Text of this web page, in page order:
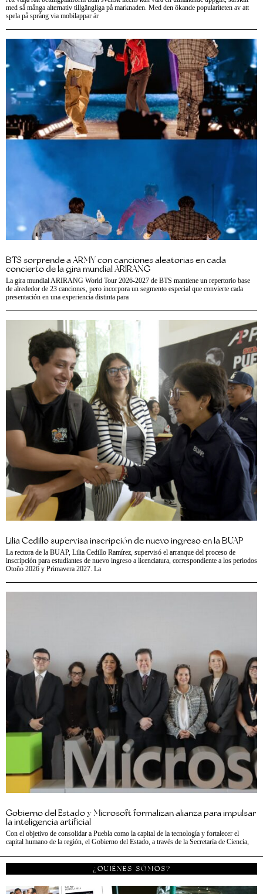
med så många alternativ tillgängliga på marknaden. Med den ökande populariteten av att
spela på språng via mobilappar är
BTS sorprende a ARMY con canciones aleatorias en cada
concierto de la gira mundial ARIRANG
La gira mundial ARIRANG World Tour 2026-2027 de BTS mantiene un repertorio base
de alrededor de 23 canciones, pero incorpora un segmento especial que convierte cada
presentación en una experiencia distinta para
Lilia Cedillo supervisa inscripción de nuevo ingreso en la BUAP
La rectora de la BUAP, Lilia Cedillo Ramírez, supervisó el arranque del proceso de
inscripción para estudiantes de nuevo ingreso a licenciatura, correspondiente a los periodos
Otoño 2026 y Primavera 2027. La
Gobierno del Estado y Microsoft formalizan alianza para impulsar
la inteligencia artificial
Con el objetivo de consolidar a Puebla como la capital de la tecnología y fortalecer el
capital humano de la región, el Gobierno del Estado, a través de la Secretaría de Ciencia,
¿QUIÉNES SÓMOS?